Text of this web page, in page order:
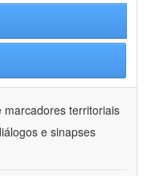
marcadores territoriais
e sinapses